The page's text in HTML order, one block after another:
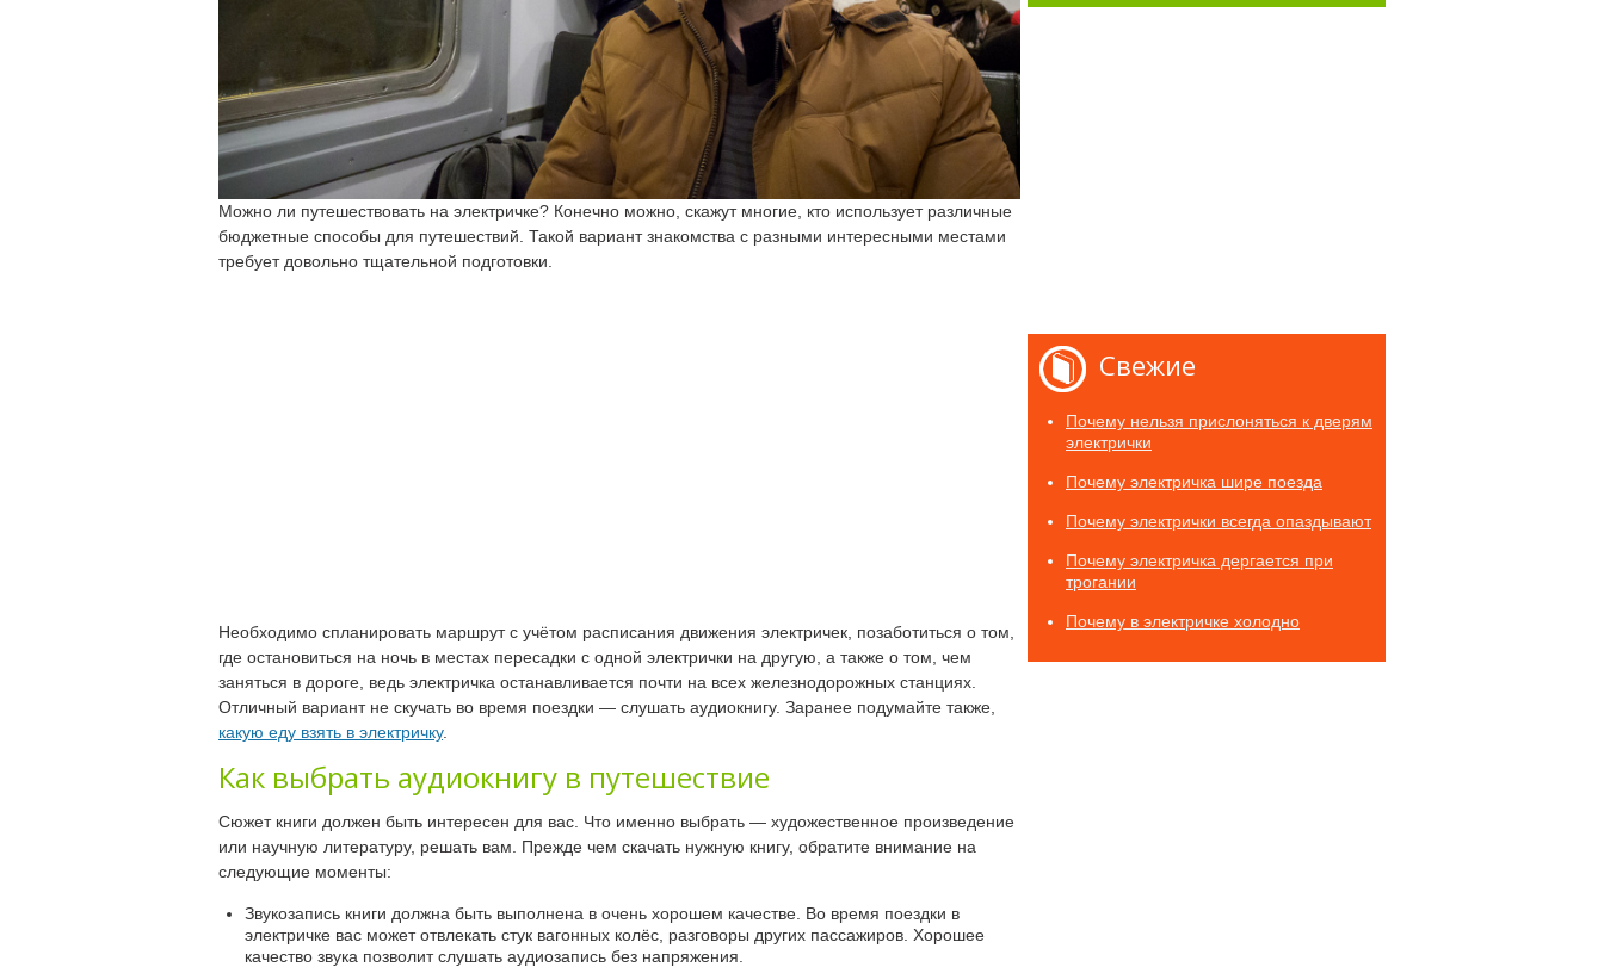
Можно ли путешествовать на электричке? Конечно можно, скажут многие, кто использует различные
бюджетные способы для путешествий. Такой вариант знакомства с разными интересными местами
требует довольно тщательной подготовки.
Необходимо спланировать маршрут с учётом расписания движения электричек, позаботиться о том,
где остановиться на ночь в местах пересадки с одной электрички на другую, а также о том, чем
заняться в дороге, ведь электричка останавливается почти на всех железнодорожных станциях.
Отличный вариант не скучать во время поездки — слушать аудиокнигу. Заранее подумайте также,
какую еду взять в электричку.
Как выбрать аудиокнигу в путешествие
Сюжет книги должен быть интересен для вас. Что именно выбрать — художественное произведение
или научную литературу, решать вам. Прежде чем скачать нужную книгу, обратите внимание на
следующие моменты:
Звукозапись книги должна быть выполнена в очень хорошем качестве. Во время поездки в
электричке вас может отвлекать стук вагонных колёс, разговоры других пассажиров. Хорошее
качество звука позволит слушать аудиозапись без напряжения.
Свежие
Почему нельзя прислоняться к дверям
электрички
Почему электричка шире поезда
Почему электрички всегда опаздывают
Почему электричка дергается при
трогании
Почему в электричке холодно